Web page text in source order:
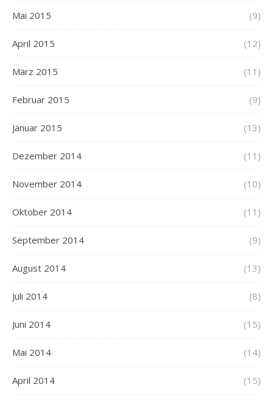
Mai 2015 (9)
April 2015 (12)
März 2015 (11)
Februar 2015 (9)
Januar 2015 (13)
Dezember 2014 (11)
November 2014 (10)
Oktober 2014 (11)
September 2014 (9)
August 2014 (13)
Juli 2014 (8)
Juni 2014 (15)
Mai 2014 (14)
April 2014 (15)